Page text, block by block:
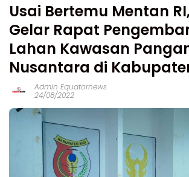
Usai Bertemu Mentan
Gelar Rapat
Lahan Kawasan
Nusantara di
Admin Equatornews
24/08/2022